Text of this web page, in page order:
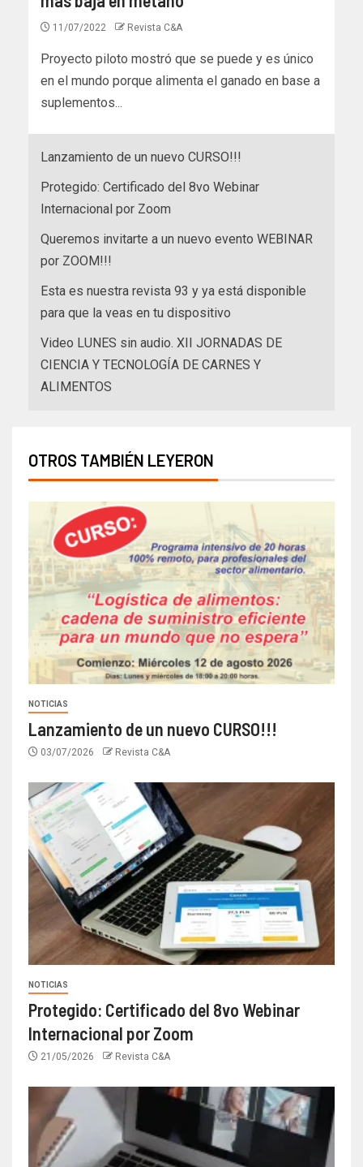
11/07/2022 Revista C&A
Proyecto piloto mostró que se puede y es único
en el mundo porque alimenta el ganado en base a
suplementos...
Lanzamiento de un nuevo CURSO!!!
Protegido: Certificado del 8vo Webinar
Internacional por Zoom
Queremos invitarte a un nuevo evento WEBINAR
por ZOOM!!!
Esta es nuestra revista 93 y ya está disponible
para que la veas en tu dispositivo
Video LUNES sin audio. XII JORNADAS DE
CIENCIA Y TECNOLOGÍA DE CARNES Y
ALIMENTOS
OTROS TAMBIÉN LEYERON
NOTICIAS
Lanzamiento de un nuevo CURSO!!!
03/07/2026 Revista C&A
NOTICIAS
Protegido: Certificado del 8vo Webinar
Internacional por Zoom
21/05/2026 Revista C&A